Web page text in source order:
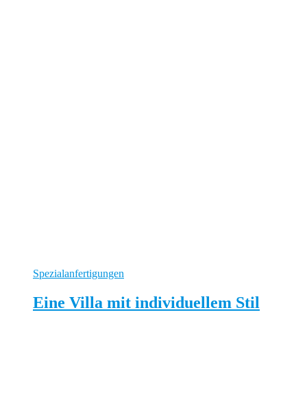
Spezialanfertigungen
Eine Villa mit individuellem Stil